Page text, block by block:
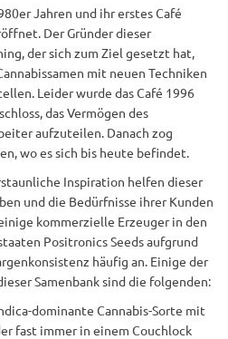
Jahren und ihr erstes Café
Der Gründer dieser
der sich zum Ziel gesetzt hat,
mit neuen Techniken
Leider wurde das Café 1996
das Vermögen des
aufzuteilen. Danach zog
wo es sich bis heute befindet.
Inspiration helfen dieser
und die Bedürfnisse ihrer Kunden
kommerzielle Erzeuger in den
Positronics Seeds aufgrund
häufig an. Einige der
Samenbank sind die folgenden:
dominante Cannabis-Sorte mit
fast immer in einem Couchlock